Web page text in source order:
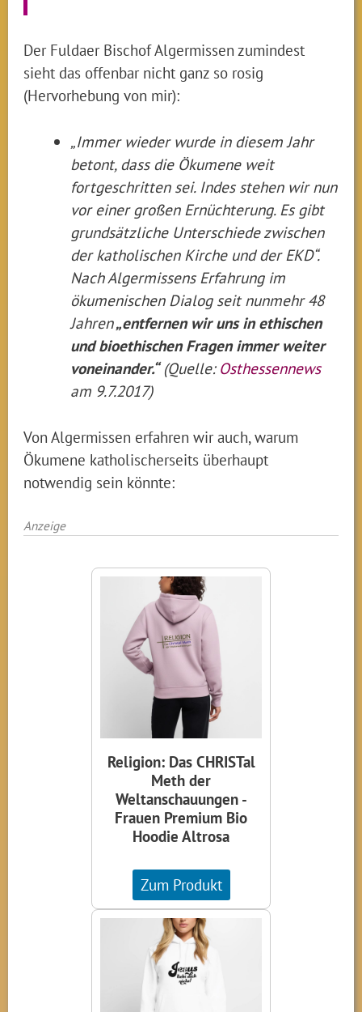
Der Fuldaer Bischof Algermissen zumindest
sieht das offenbar nicht ganz so rosig
(Hervorhebung von mir):
„Immer wieder wurde in diesem Jahr
betont, dass die Ökumene weit
fortgeschritten sei. Indes stehen wir nun
vor einer großen Ernüchterung. Es gibt
grundsätzliche Unterschiede zwischen
der katholischen Kirche und der EKD“.
Nach Algermissens Erfahrung im
ökumenischen Dialog seit nunmehr 48
Jahren„entfernen wir uns in ethischen
und bioethischen Fragen immer weiter
voneinander.“(Quelle: Osthessennews
am 9.7.2017)
Von Algermissen erfahren wir auch, warum
Ökumene katholischerseits überhaupt
notwendig sein könnte:
Anzeige
Religion: Das CHRISTal
Meth der
Weltanschauungen -
Frauen Premium Bio
Hoodie Altrosa
Zum Produkt